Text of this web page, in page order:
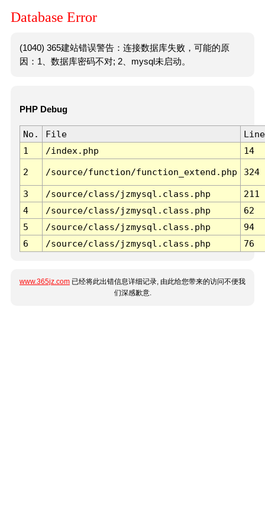
Database Error
(1040) 365建站错误警告：连接数据库失败，可能的原
因：1、数据库密码不对; 2、mysql未启动。
PHP Debug
No. File
Line
1
/index.php 14
2 /source/function/function_extend.php 324
3 /source/class/jzmysql.class.php
211
4
/source/class/jzmysql.class.php
62
5
/source/class/jzmysql.class.php
94
6
/source/class/jzmysql.class.php 76
www.365jz.com 已经将此出错信息详细记录, 由此给您带来的访问不便我
们深感歉意.